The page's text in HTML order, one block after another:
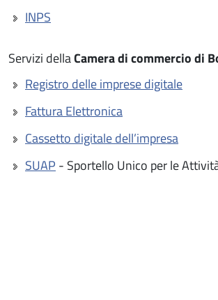
INPS
Servizi dellaCamera di commercio di
Registro delle imprese digitale
Fattura Elettronica
Cassetto digitale dell’impresa
SUAP - Sportello Unico per le